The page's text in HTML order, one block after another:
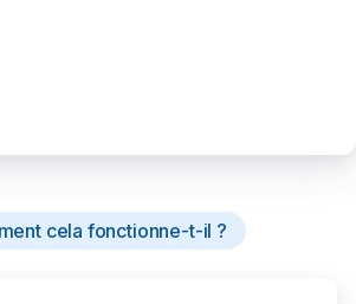
cela fonctionne-t-il ?